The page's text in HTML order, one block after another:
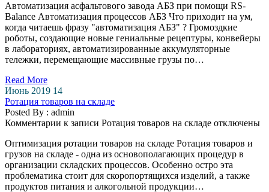
Автоматизация асфальтового завода АБЗ при помощи RS-
Balance Автоматизация процессов АБЗ Что приходит на ум,
когда читаешь фразу "автоматизация АБЗ" ? Громоздкие
роботы, создающие новые гениальные рецептуры, конвейеры
в лабораториях, автоматизированные аккумуляторные
тележки, перемещающие массивные грузы по…
Read More
Июнь 2019 14
Ротация товаров на складе
Posted By : admin
Комментарии к записи Ротация товаров на складе отключены
Оптимизация ротации товаров на складе Ротация товаров и
грузов на складе - одна из основополагающих процедур в
организации складских процессов. Особенно остро эта
проблематика стоит для скоропортящихся изделий, а также
продуктов питания и алкогольной продукции…